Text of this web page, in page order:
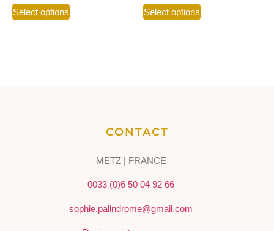
Select options Select options
CONTACT
METZ | FRANCE
0033 (0)6 50 04 92 66
sophie.palindrome@gmail.com